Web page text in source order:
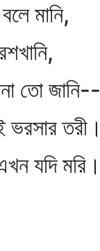
মানি,
জানি--
তরী।
মরি।